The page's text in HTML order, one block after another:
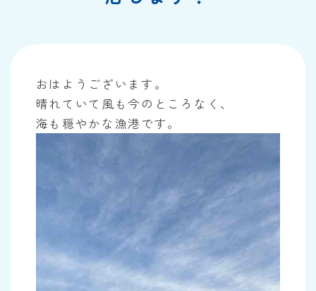
おはようございます。
晴れていて風も今のところなく、
海も穏やかな漁港です。